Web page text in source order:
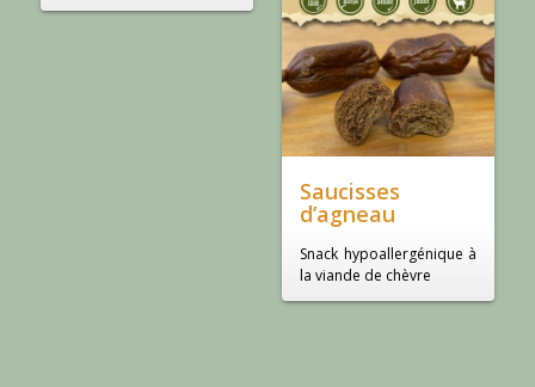
Saucisses
d’agneau
Snack hypoallergénique à
la viande de chèvre